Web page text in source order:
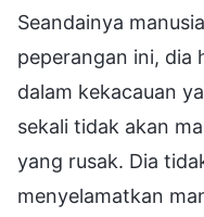
Seandainya
peperangan ini, dia
dalam kekacauan
sekali tidak akan
yang rusak. Dia
menyelamatkan